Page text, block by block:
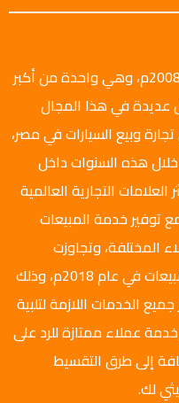
تأسست شركة الليثي أوتو جروب عام 2008م، وهي واحدة من أكبر
عديدة في هذا المجال
وبيع السيارات في مصر،
هذه السنوات داخل
التجارية العالمية
توفير خدمة المبيعات
المختلفة، وتجاوزت
مجموعة الليثي أعلى مستوى من المبيعات في عام 2018م، وذلك
الخدمات اللازمة لتلبية
خدمة عملاء ممتازة للرد على
إلى طرق التقسيط
لك.